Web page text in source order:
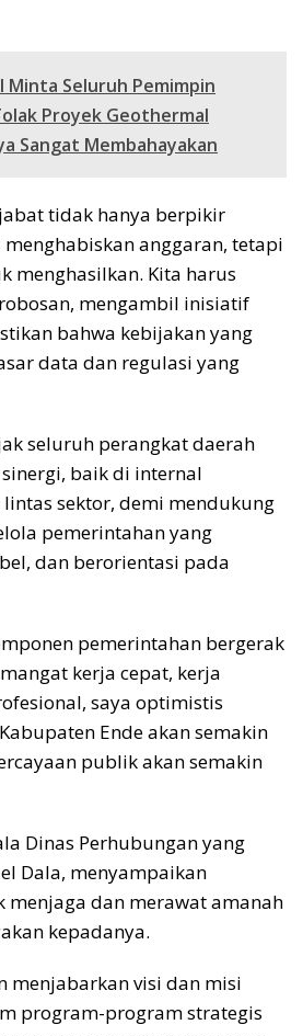
Minta Seluruh Pemimpin
Proyek Geothermal
Sangat Membahayakan
tidak hanya berpikir
anggaran, tetapi
menghasilkan. Kita harus
mengambil inisiatif
bahwa kebijakan yang
data dan regulasi yang
seluruh perangkat daerah
baik di internal
sektor, demi mendukung
pemerintahan yang
dan berorientasi pada
pemerintahan bergerak
kerja cepat, kerja
saya optimistis
Ende akan semakin
publik akan semakin
Dinas Perhubungan yang
Dala, menyampaikan
menjaga dan merawat amanah
kepadanya.
menjabarkan visi dan misi
program-program strategis